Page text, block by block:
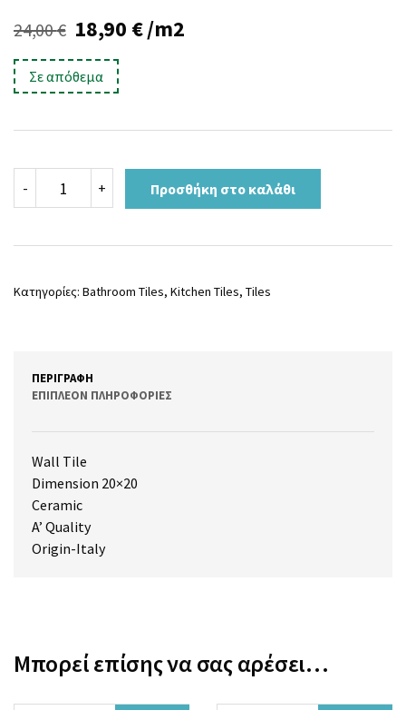
24,00€ Original
price
was:
24,00 €.
18,90 €Η
είναι:
/m2
Σε απόθεμα
-
ποσότητα
+ Προσθήκη στο καλάθι
Κατηγορίες: Bathroom Tiles, Kitchen Tiles, Tiles
ΠΕΡΙΓΡΑΦΉ
ΕΠΙΠΛΈΟΝ ΠΛΗΡΟΦΟΡΊΕΣ
Wall Tile
Dimension 20×20
Ceramic
A’ Quality
Origin-Italy
Μπορεί επίσης να σας αρέσει…